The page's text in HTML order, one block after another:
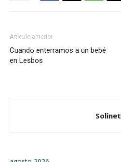
Artículo anterior
Cuando enterramos a un bebé
en Lesbos
Solinet